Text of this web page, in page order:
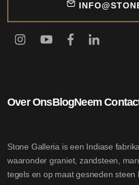
Over OnsBlogNeem
Stone Galleria is een Indiase
waaronder graniet, zandsteen,
tegels en op maat gesneden